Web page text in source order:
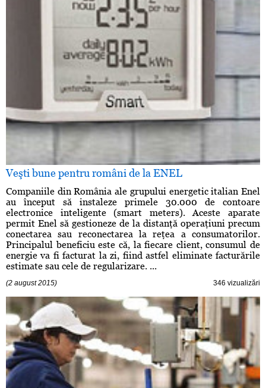
Veşti bune pentru români de la ENEL
Companiile din România ale grupului energetic italian Enel
au început să instaleze primele 30.000 de contoare
electronice inteligente (smart meters). Aceste aparate
permit Enel să gestioneze de la distanţă operaţiuni precum
conectarea sau reconectarea la reţea a consumatorilor.
Principalul beneficiu este că, la fiecare client, consumul de
energie va fi facturat la zi, fiind astfel eliminate facturările
estimate sau cele de regularizare. ...
(2 august 2015) 346 vizualizări